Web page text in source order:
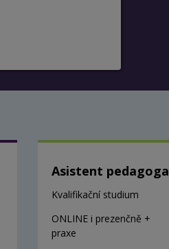
Asistent pedagoga
Kvalifikační studium
ONLINE i prezenčně +
praxe